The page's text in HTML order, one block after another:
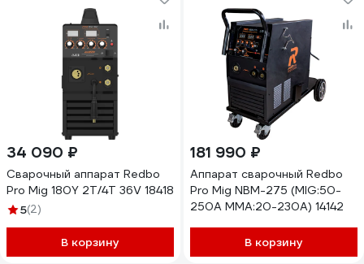
34 090 ₽
Сварочный аппарат Redbo
Pro Mig 180Y 2T/4T 36V 18418
5(2)
В корзину
181 990 ₽
Аппарат сварочный Redbo
Pro Mig NBM-275 (MIG:50-
250А ММA:20-230А) 14142
В корзину